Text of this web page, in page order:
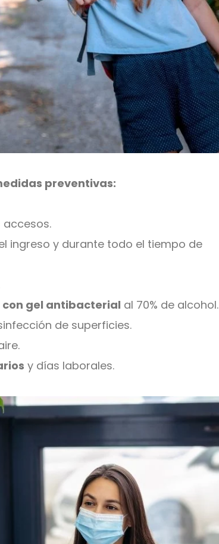
preventivas:
accesos.
ingreso y durante todo el tiempo de
gel antibacterial al 70% de alcohol.
de superficies.
y días laborales.